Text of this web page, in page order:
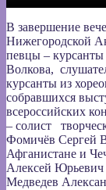
В завершение
Нижегородской
певцы – курсанты
Волкова,
курсанты из
собравшихся
всероссийских
– солист
Фомичёв Сергей
Афганистане и
Алексей Юрьевич
Медведев